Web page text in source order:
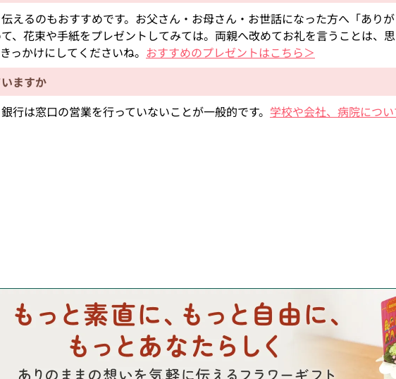
えるのもおすすめです。お父さん・お母さん・お世話になった方へ「あり
、花束や手紙をプレゼントしてみては。両親へ改めてお礼を言うことは、
っかけにしてくださいね。 おすすめのプレゼントはこちら＞
ますか
行は窓口の営業を行っていないことが一般的です。 学校や会社、病院につ